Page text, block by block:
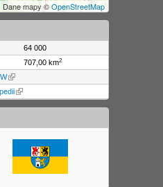
Dane mapy ©OpenStreetMap
64 000
707,00 km2